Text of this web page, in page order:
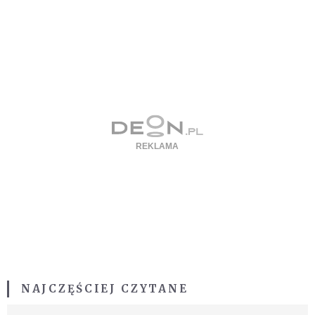
NAJCZĘŚCIEJ CZYTANE